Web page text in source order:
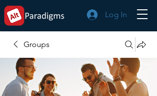
Log In
Groups